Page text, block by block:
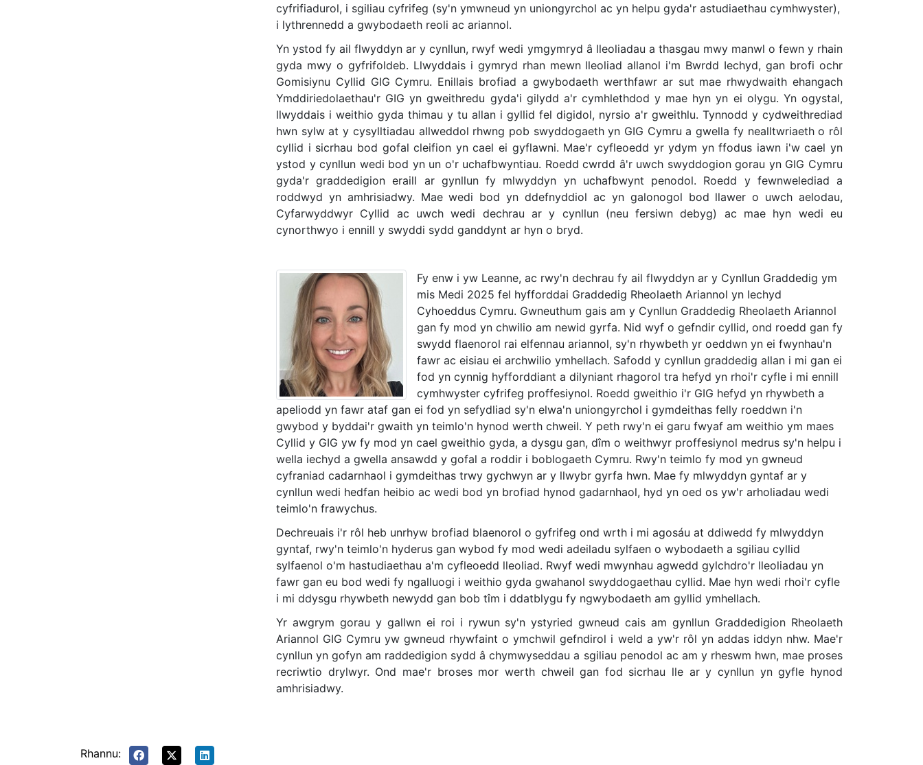
cyfrifiadurol, i sgiliau cyfrifeg (sy'n ymwneud yn uniongyrchol ac yn helpu gyda'r astudiaethau cymhwyster),
i lythrennedd a gwybodaeth reoli ac ariannol.
Yn ystod fy ail flwyddyn ar y cynllun, rwyf wedi ymgymryd â lleoliadau a thasgau mwy manwl o fewn y rhain
gyda mwy o gyfrifoldeb. Llwyddais i gymryd rhan mewn lleoliad allanol i'm Bwrdd Iechyd, gan brofi ochr
Gomisiynu Cyllid GIG Cymru. Enillais brofiad a gwybodaeth werthfawr ar sut mae rhwydwaith ehangach
Ymddiriedolaethau'r GIG yn gweithredu gyda'i gilydd a'r cymhlethdod y mae hyn yn ei olygu. Yn ogystal,
llwyddais i weithio gyda thimau y tu allan i gyllid fel digidol, nyrsio a'r gweithlu. Tynnodd y cydweithrediad
hwn sylw at y cysylltiadau allweddol rhwng pob swyddogaeth yn GIG Cymru a gwella fy nealltwriaeth o rôl
cyllid i sicrhau bod gofal cleifion yn cael ei gyflawni. Mae'r cyfleoedd yr ydym yn ffodus iawn i'w cael yn
ystod y cynllun wedi bod yn un o'r uchafbwyntiau. Roedd cwrdd â'r uwch swyddogion gorau yn GIG Cymru
gyda'r graddedigion eraill ar gynllun fy mlwyddyn yn uchafbwynt penodol. Roedd y fewnwelediad a
roddwyd yn amhrisiadwy. Mae wedi bod yn ddefnyddiol ac yn galonogol bod llawer o uwch aelodau,
Cyfarwyddwyr Cyllid ac uwch wedi dechrau ar y cynllun (neu fersiwn debyg) ac mae hyn wedi eu
cynorthwyo i ennill y swyddi sydd ganddynt ar hyn o bryd.
Fy enw i yw Leanne, ac rwy'n dechrau fy ail flwyddyn ar y Cynllun Graddedig ym
mis Medi 2025 fel hyfforddai Graddedig Rheolaeth Ariannol yn Iechyd
Cyhoeddus Cymru. Gwneuthum gais am y Cynllun Graddedig Rheolaeth Ariannol
gan fy mod yn chwilio am newid gyrfa. Nid wyf o gefndir cyllid, ond roedd gan fy
swydd flaenorol rai elfennau ariannol, sy'n rhywbeth yr oeddwn yn ei fwynhau'n
fawr ac eisiau ei archwilio ymhellach. Safodd y cynllun graddedig allan i mi gan ei
fod yn cynnig hyfforddiant a dilyniant rhagorol tra hefyd yn rhoi'r cyfle i mi ennill
cymhwyster cyfrifeg proffesiynol. Roedd gweithio i'r GIG hefyd yn rhywbeth a
apeliodd yn fawr ataf gan ei fod yn sefydliad sy'n elwa'n uniongyrchol i gymdeithas felly roeddwn i'n
gwybod y byddai'r gwaith yn teimlo'n hynod werth chweil. Y peth rwy'n ei garu fwyaf am weithio ym maes
Cyllid y GIG yw fy mod yn cael gweithio gyda, a dysgu gan, dîm o weithwyr proffesiynol medrus sy'n helpu i
wella iechyd a gwella ansawdd y gofal a roddir i boblogaeth Cymru. Rwy'n teimlo fy mod yn gwneud
cyfraniad cadarnhaol i gymdeithas trwy gychwyn ar y llwybr gyrfa hwn. Mae fy mlwyddyn gyntaf ar y
cynllun wedi hedfan heibio ac wedi bod yn brofiad hynod gadarnhaol, hyd yn oed os yw'r arholiadau wedi
teimlo'n frawychus.
Dechreuais i'r rôl heb unrhyw brofiad blaenorol o gyfrifeg ond wrth i mi agosáu at ddiwedd fy mlwyddyn
gyntaf, rwy'n teimlo'n hyderus gan wybod fy mod wedi adeiladu sylfaen o wybodaeth a sgiliau cyllid
sylfaenol o'm hastudiaethau a'm cyfleoedd lleoliad. Rwyf wedi mwynhau agwedd gylchdro'r lleoliadau yn
fawr gan eu bod wedi fy ngalluogi i weithio gyda gwahanol swyddogaethau cyllid. Mae hyn wedi rhoi'r cyfle
i mi ddysgu rhywbeth newydd gan bob tîm i ddatblygu fy ngwybodaeth am gyllid ymhellach.
Yr awgrym gorau y gallwn ei roi i rywun sy'n ystyried gwneud cais am gynllun Graddedigion Rheolaeth
Ariannol GIG Cymru yw gwneud rhywfaint o ymchwil gefndirol i weld a yw'r rôl yn addas iddyn nhw. Mae'r
cynllun yn gofyn am raddedigion sydd â chymwyseddau a sgiliau penodol ac am y rheswm hwn, mae proses
recriwtio drylwyr. Ond mae'r broses mor werth chweil gan fod sicrhau lle ar y cynllun yn gyfle hynod
amhrisiadwy.
Rhannu: